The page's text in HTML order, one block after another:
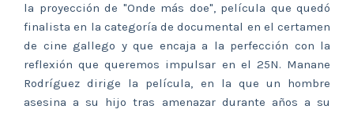
la proyección de "Onde más doe", película que quedó
finalista en la categoría de documental en el certamen
de cine gallego y que encaja a la perfección con la
reflexión que queremos impulsar en el 25N. Manane
Rodríguez dirige la película, en la que un hombre
asesina a su hijo tras amenazar durante años a su